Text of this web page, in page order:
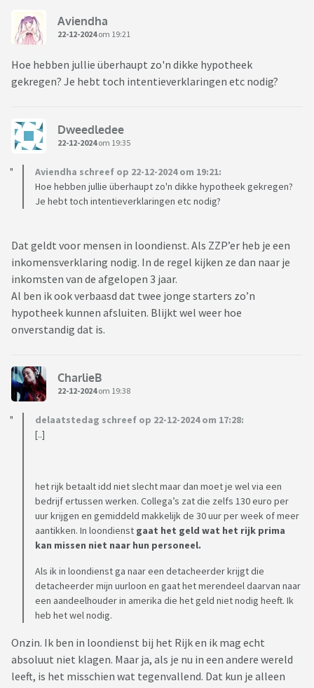
Aviendha
22-12-2024om 19:21
Hoe hebben jullie überhaupt zo'n dikke hypotheek
gekregen? Je hebt toch intentieverklaringen etc nodig?
Dweedledee
22-12-2024om 19:35
Aviendha schreef op 22-12-2024 om 19:21:
Hoe hebben jullie überhaupt zo'n dikke hypotheek gekregen?
Je hebt toch intentieverklaringen etc nodig?
Dat geldt voor mensen in loondienst. Als ZZP’er heb je een
inkomensverklaring nodig. In de regel kijken ze dan naar je
inkomsten van de afgelopen 3 jaar.
Al ben ik ook verbaasd dat twee jonge starters zo’n
hypotheek kunnen afsluiten. Blijkt wel weer hoe
onverstandig dat is.
CharlieB
22-12-2024om 19:38
delaatstedag schreef op 22-12-2024 om 17:28:
[..]
het rijk betaalt idd niet slecht maar dan moet je wel via een
bedrijf ertussen werken. Collega’s zat die zelfs 130 euro per
uur krijgen en gemiddeld makkelijk de 30 uur per week of meer
aantikken. In loondienst gaat het geld wat het rijk prima
kan missen niet naar hun personeel.
Als ik in loondienst ga naar een detacheerder krijgt die
detacheerder mijn uurloon en gaat het merendeel daarvan naar
een aandeelhouder in amerika die het geld niet nodig heeft. Ik
heb het wel nodig.
Onzin. Ik ben in loondienst bij het Rijk en ik mag echt
absoluut niet klagen. Maar ja, als je nu in een andere wereld
leeft, is het misschien wat tegenvallend. Dat kun je alleen